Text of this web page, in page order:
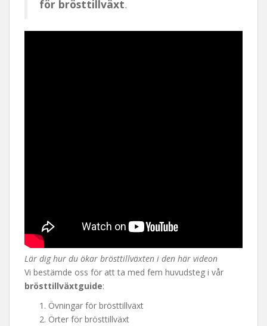
för brösttillväxt.
Lär dig hur du ökar brösttillväxten i den här videon
Vi bestämde oss för att ta med fem huvudsteg i vår
brösttillväxtguide:
Övningar för brösttillväxt
Örter för brösttillväxt